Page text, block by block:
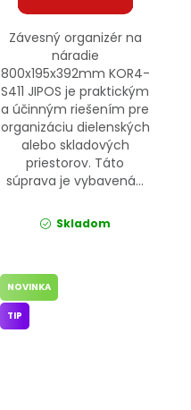
Závesný organizér na
náradie
800x195x392mm KOR4-
S411 JIPOS je praktickým
a účinným riešením pre
organizáciu dielenských
alebo skladových
priestorov. Táto
súprava je vybavená...
Skladom
NOVINKA
TIP